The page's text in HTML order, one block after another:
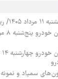
امامی
سمپاد و